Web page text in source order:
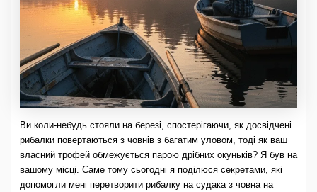
Ви коли-небудь стояли на березі, спостерігаючи, як досвідчені
рибалки повертаються з човнів з багатим уловом, тоді як ваш
власний трофей обмежується парою дрібних окуньків? Я був на
вашому місці. Саме тому сьогодні я поділюся секретами, які
допомогли мені перетворити рибалку на судака з човна на